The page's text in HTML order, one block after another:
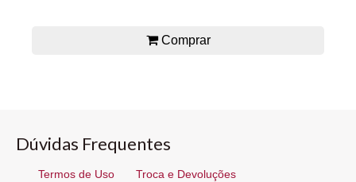
Comprar
Dúvidas Frequentes
Termos de Uso Troca e Devoluções